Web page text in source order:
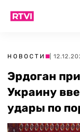
НОВОСТИ |
Эрдоган
Украину
удары по